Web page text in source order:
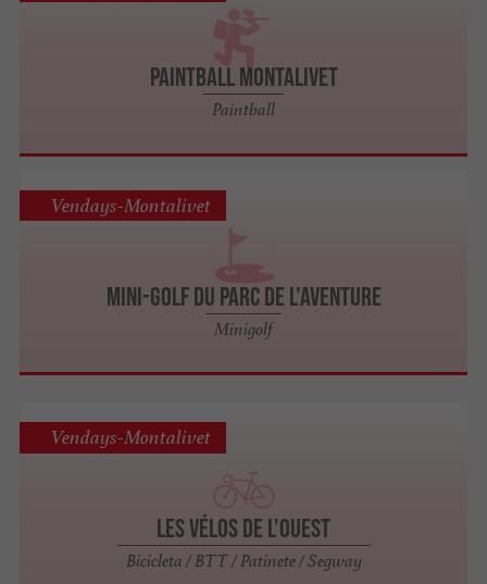
Paintball Montalivet
Paintball
Mini-golf du Parc de l'Aventure
Minigolf
Vendays-Montalivet
Les Vélos de l'Ouest
Bicicleta / BTT / Patinete / Segway
Vendays-Montalivet